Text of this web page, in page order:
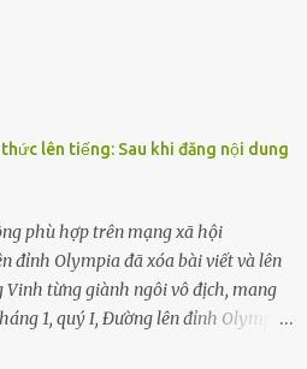
lỡ cơ hội và gặp nguy hiểm. Trẻ con
trẻ còn nhỏ nên dù có phạm sai
Nhưng nếu người lớn tuổi
lên tiếng: Sau khi đăng nội dung
phù hợp trên mạng xã hội
đỉnh Olympia đã xóa bài viết và lên
Vinh từng giành ngôi vô địch, mang
1, quý I, Đường lên đỉnh Olympia.